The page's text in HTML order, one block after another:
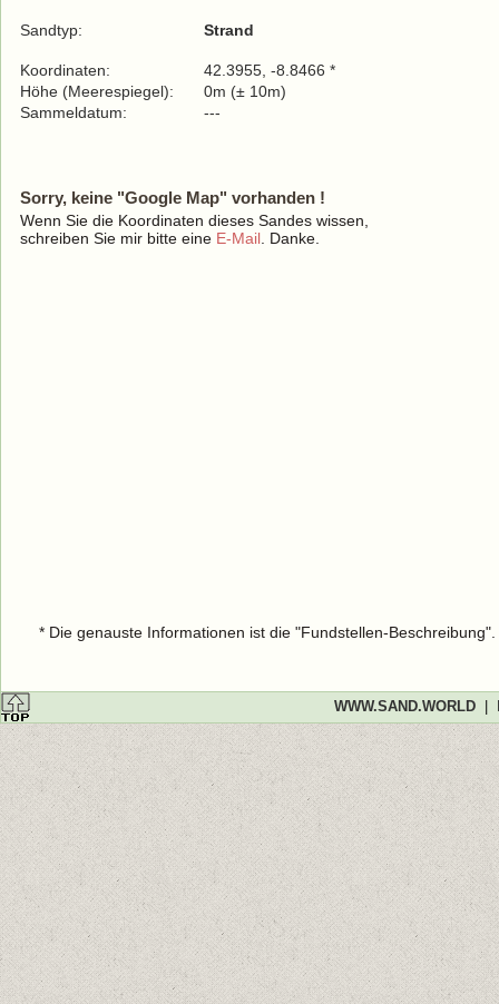
Sandtyp: Strand
Koordinaten:
42.3955, -8.8466 *
Höhe (Meerespiegel):
0m (± 10m)
Sammeldatum:
---
Sorry, keine "Google Map" vorhanden !
Wenn Sie die Koordinaten dieses Sandes wissen,
schreiben Sie mir bitte eine E-Mail . Danke.
* Die genauste Informationen ist die "Fundstellen-
WWW.SAND.WORLD|